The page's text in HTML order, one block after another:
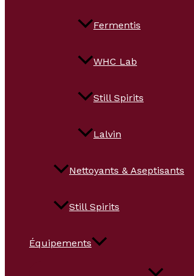
Fermentis
WHC Lab
Still Spirits
Lalvin
Nettoyants & Aseptisants
Still Spirits
Équipements